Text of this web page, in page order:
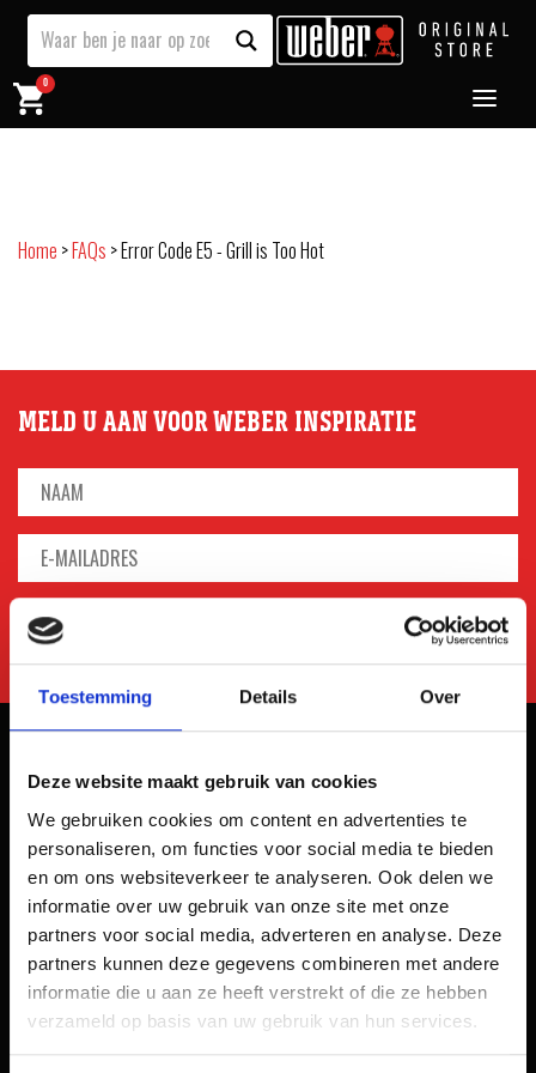
Toestemming Details Over
Deze website maakt gebruik van cookies
We gebruiken cookies om content en advertenties te
personaliseren, om functies voor social media te bieden
en om ons websiteverkeer te analyseren. Ook delen we
informatie over uw gebruik van onze site met onze
partners voor social media, adverteren en analyse. Deze
partners kunnen deze gegevens combineren met andere
informatie die u aan ze heeft verstrekt of die ze hebben
verzameld op basis van uw gebruik van hun services.
0
Home >FAQs >Error Code E5 - Grill is Too Hot
MELD U AAN VOOR WEBER INSPIRATIE
Kaliumweg 10a